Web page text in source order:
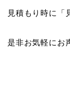
見積もり時に「
是非お気軽にお